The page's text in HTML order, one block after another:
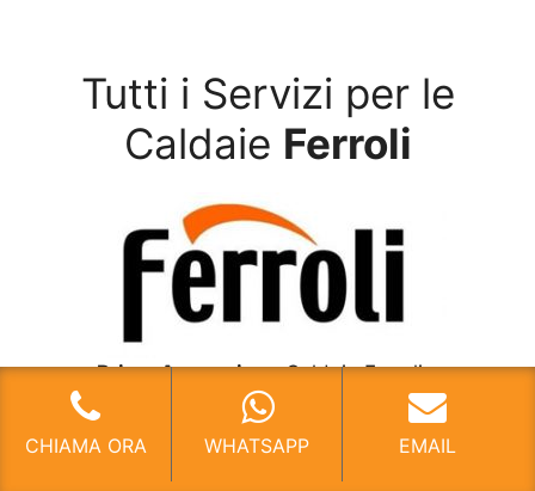
Tutti i Servizi per le
Caldaie Ferroli
Prima AccensioneCaldaie Ferroli
Assistenza Caldaie Ferroli Monteverde
CHIAMA ORA WHATSAPP EMAIL